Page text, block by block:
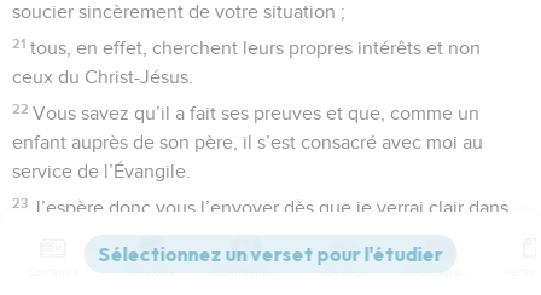
soucier sincèrement de votre situation ;
21 tous, en effet, cherchent leurs propres intérêts et non
ceux du Christ-Jésus.
22 Vous savez qu’il a fait ses preuves et que, comme un
enfant auprès de son père, il s’est consacré avec moi au
service de l’Évangile.
23
J’espère donc vous l’envoyer dès que je verrai clair dans
ma situation ;
et j’ai cette confiance dans le Seigneur que je viendrai
Versions Commentaires Strong